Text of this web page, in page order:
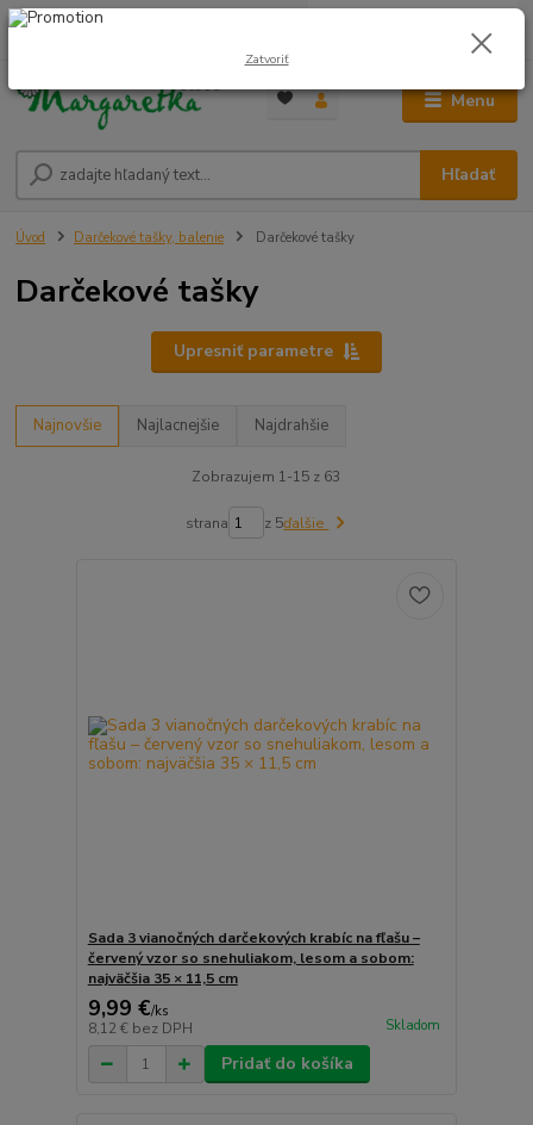
Menu
Hľadať
0948 236 042
0,00 €
Úvod Darčekové tašky, balenie Darčekové tašky
Darčekové tašky
Upresniť parametre
Najnovšie Najlacnejšie Najdrahšie
Zobrazujem 1-15 z 63
strana z 5ďalšie
Sada 3 vianočných darčekových krabíc na fľašu –
červený vzor so snehuliakom, lesom a sobom:
najväčšia 35 × 11,5 cm
9,99 €/ks
8,12 € bez DPH Skladom
Pridať do košíka
Zatvoriť